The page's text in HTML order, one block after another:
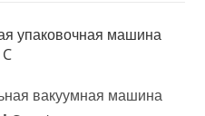
упаковочная машина
вакуумная машина